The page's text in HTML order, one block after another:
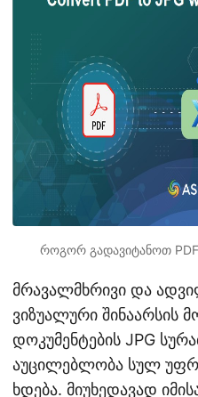
როგორ გადავიტანოთ PDF
მრავალმხრივი და
ვიზუალური შინაარსის
დოკუმენტების JPG
აუცილებლობა სულ
ხდება. მიუხედავად